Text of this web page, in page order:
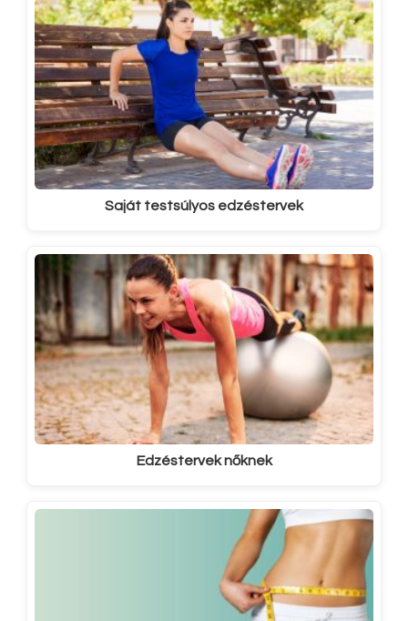
Saját testsúlyos edzéstervek
Edzéstervek nőknek